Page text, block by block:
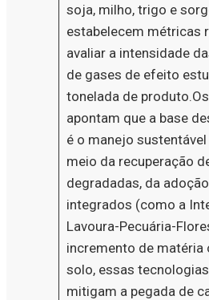
soja, milho, trigo e
estabelecem métricas
avaliar a intensidade
de gases de efeito
tonelada de
apontam que a base
é o manejo
meio da recuperação
degradadas, da
integrados (como a
Lavoura-Pecuária-
incremento de matéria
solo, essas
mitigam a pegada de